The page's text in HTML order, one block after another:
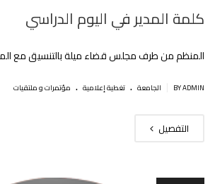
كلمة المدير في اليوم الدراسي
المنظم من طرف مجلس قضاء ميلة بالتنسيق مع
BY ADMIN الجامعة . تغطية إعلامية . مؤتمرات و ملتقيات
التفصيل